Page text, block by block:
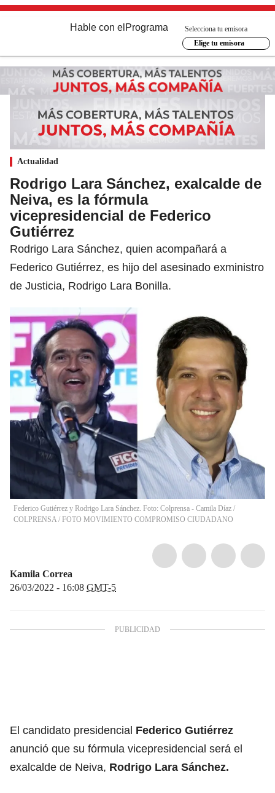
Hable con el Programa
Selecciona tu emisora
Elige tu emisora
Actualidad
Rodrigo Lara Sánchez, exalcalde de
Neiva, es la fórmula
vicepresidencial de Federico
Gutiérrez
Rodrigo Lara Sánchez, quien acompañará a
Federico Gutiérrez, es hijo del asesinado exministro
de Justicia, Rodrigo Lara Bonilla.
Federico Gutiérrez y Rodrigo Lara Sánchez. Foto: Colprensa - Camila Díaz /
COLPRENSA / FOTO MOVIMIENTO COMPROMISO CIUDADANO
Kamila Correa
26/03/2022 - 16:08 GMT-5
El candidato presidencial Federico Gutiérrez
anunció que su fórmula vicepresidencial será el
exalcalde de Neiva, Rodrigo Lara Sánchez.